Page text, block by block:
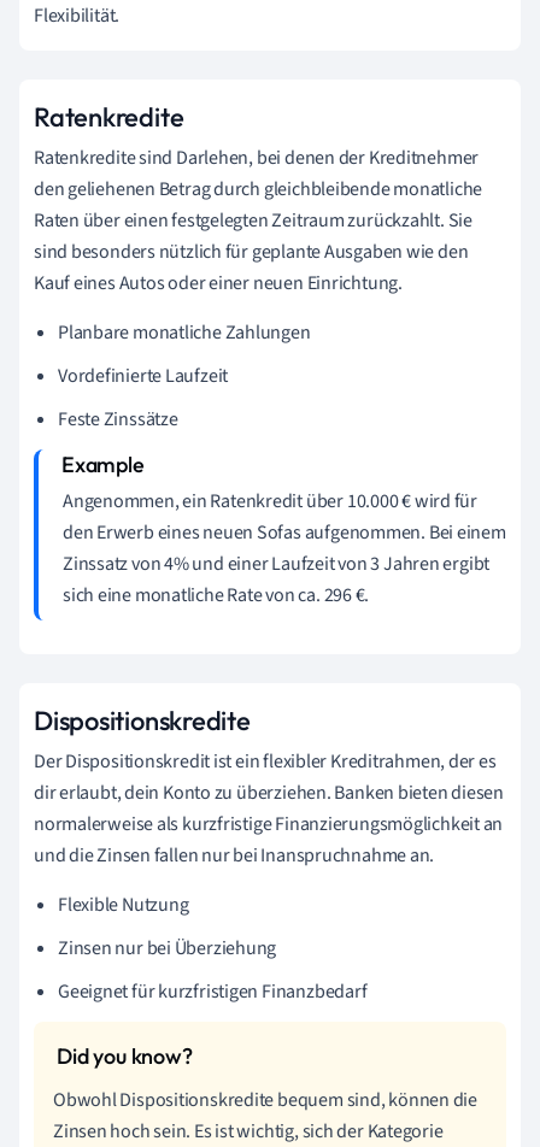
Flexibilität.
Ratenkredite
Ratenkredite sind Darlehen, bei denen der Kreditnehmer
den geliehenen Betrag durch gleichbleibende monatliche
Raten über einen festgelegten Zeitraum zurückzahlt. Sie
sind besonders nützlich für geplante Ausgaben wie den
Kauf eines Autos oder einer neuen Einrichtung.
Planbare monatliche Zahlungen
Vordefinierte Laufzeit
Feste Zinssätze
Angenommen, ein Ratenkredit über 10.000 € wird für
den Erwerb eines neuen Sofas aufgenommen. Bei einem
Zinssatz von 4% und einer Laufzeit von 3 Jahren ergibt
sich eine monatliche Rate von ca. 296 €.
Dispositionskredite
Der Dispositionskredit ist ein flexibler Kreditrahmen, der es
dir erlaubt, dein Konto zu überziehen. Banken bieten diesen
normalerweise als kurzfristige Finanzierungsmöglichkeit an
und die Zinsen fallen nur bei Inanspruchnahme an.
Flexible Nutzung
Zinsen nur bei Überziehung
Geeignet für kurzfristigen Finanzbedarf
Obwohl Dispositionskredite bequem sind, können die
Zinsen hoch sein. Es ist wichtig, sich der Kategorie